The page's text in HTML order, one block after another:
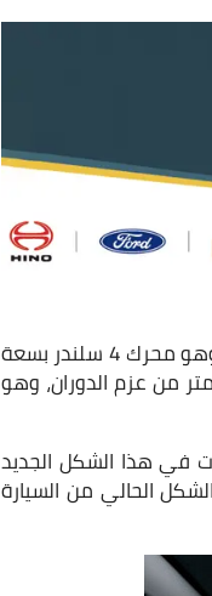
تأتي سيارة Nissan Sunny الجديده 2020 بنفس المُحرك الموجود في سيارة نيسان كيكس، وهو محرك 4 سلندر بسعة
قوة 122 حصان، والعزم الخاص بهذا المحرك هو 154 نيوتن متر من عزم الدوران، وهو
في هذا الشكل الجديد
الحالي من السيارة